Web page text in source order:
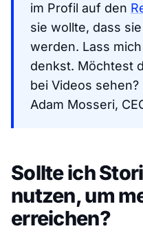
im Profil auf den
sie wollte, dass
werden. Lass
denkst. Möchtest
bei Videos sehen?
Adam Mosseri,
Sollte ich
nutzen, um
erreichen?